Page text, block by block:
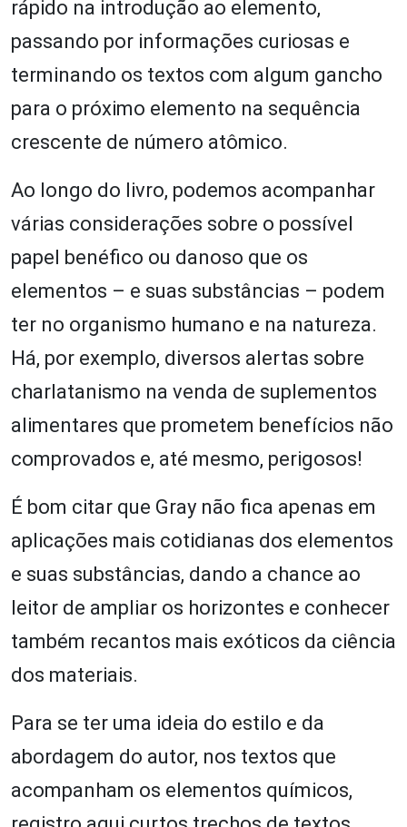
rápido na introdução ao elemento,
passando por informações curiosas e
terminando os textos com algum gancho
para o próximo elemento na sequência
crescente de número atômico.
Ao longo do livro, podemos acompanhar
várias considerações sobre o possível
papel benéfico ou danoso que os
elementos – e suas substâncias – podem
ter no organismo humano e na natureza.
Há, por exemplo, diversos alertas sobre
charlatanismo na venda de suplementos
alimentares que prometem benefícios não
comprovados e, até mesmo, perigosos!
É bom citar que Gray não fica apenas em
aplicações mais cotidianas dos elementos
e suas substâncias, dando a chance ao
leitor de ampliar os horizontes e conhecer
também recantos mais exóticos da ciência
dos materiais.
Para se ter uma ideia do estilo e da
abordagem do autor, nos textos que
acompanham os elementos químicos,